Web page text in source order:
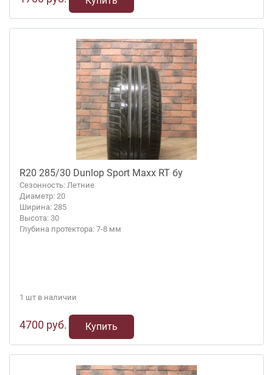
R20 285/30 Dunlop Sport Maxx RT бу
Сезонность: Летние
Диаметр: 20
Ширина: 285
Высота: 30
Глубина протектора: 7-8 мм
1 шт в наличии
4700 руб. Купить